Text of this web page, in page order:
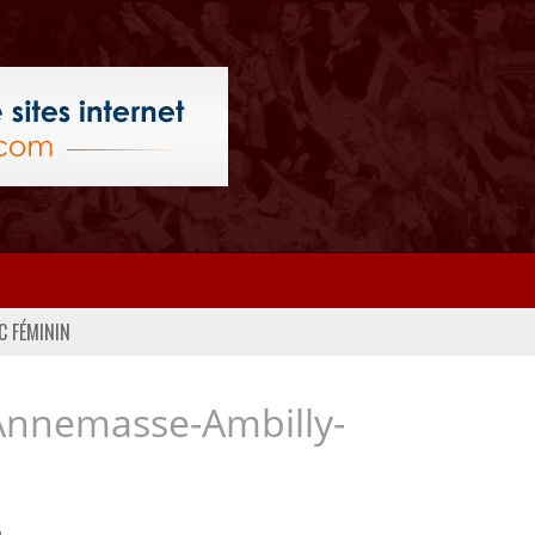
FÉMININ
Ambilly-